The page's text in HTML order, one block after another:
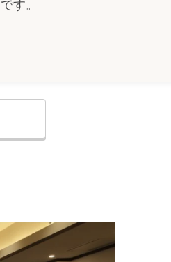
す。